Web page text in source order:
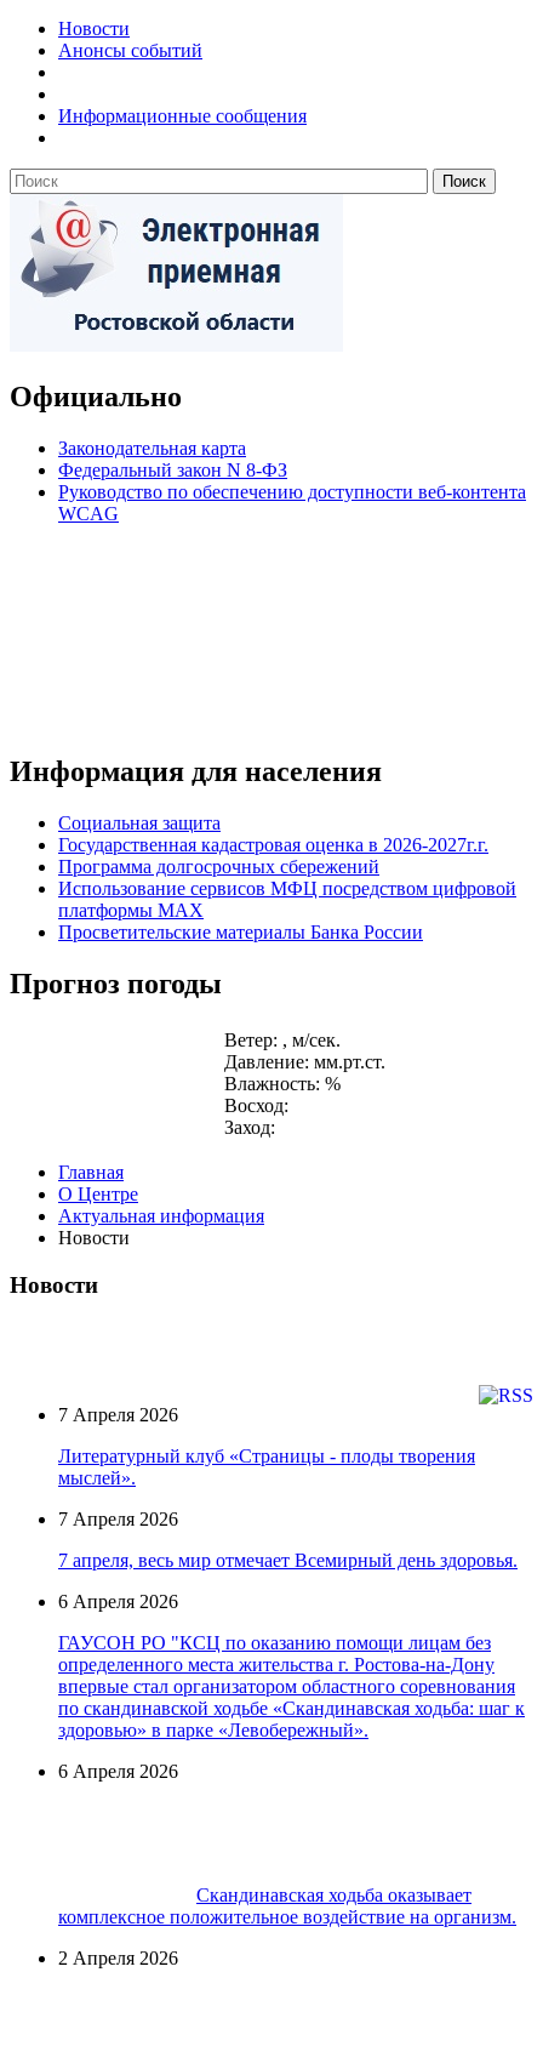
Новости
Анонсы событий
Информационные сообщения
Официально
Законодательная карта
Федеральный закон N 8-ФЗ
Руководство по обеспечению доступности веб-контента
WCAG
Информация для населения
Социальная защита
Государственная кадастровая оценка в 2026-2027г.г.
Программа долгосрочных сбережений
Использование сервисов МФЦ посредством цифровой
платформы MAX
Просветительские материалы Банка России
Прогноз погоды
Ветер: , м/сек.
Давление: мм.рт.ст.
Влажность: %
Восход:
Заход:
Главная
О Центре
Актуальная информация
Новости
Новости
7 Апреля 2026
Литературный клуб «Страницы - плоды творения
мыслей».
7 Апреля 2026
7 апреля, весь мир отмечает Всемирный день здоровья.
6 Апреля 2026
ГАУСОН РО "КСЦ по оказанию помощи лицам без
определенного места жительства г. Ростова-на-Дону
впервые стал организатором областного соревнования
по скандинавской ходьбе «Скандинавская ходьба: шаг к
здоровью» в парке «Левобережный».
6 Апреля 2026
Скандинавская ходьба оказывает
комплексное положительное воздействие на организм.
2 Апреля 2026